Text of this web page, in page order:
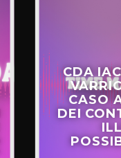
CDA
CASO
DEI